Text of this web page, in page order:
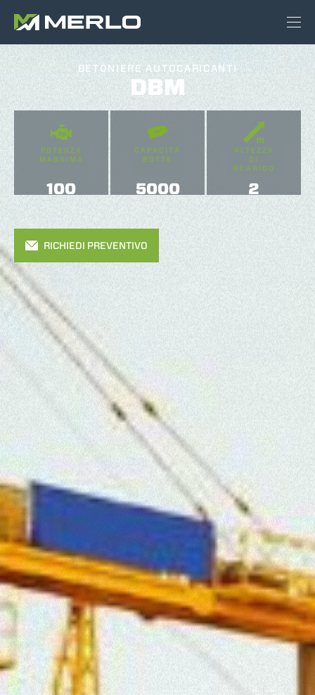
BETONIERE AUTOCARICANTI
DBM
POTENZA
MASSIMA
100
CAPACITÀ
BOTTE
5000
ALTEZZA
DI
SCARICO
2
RICHIEDI PREVENTIVO